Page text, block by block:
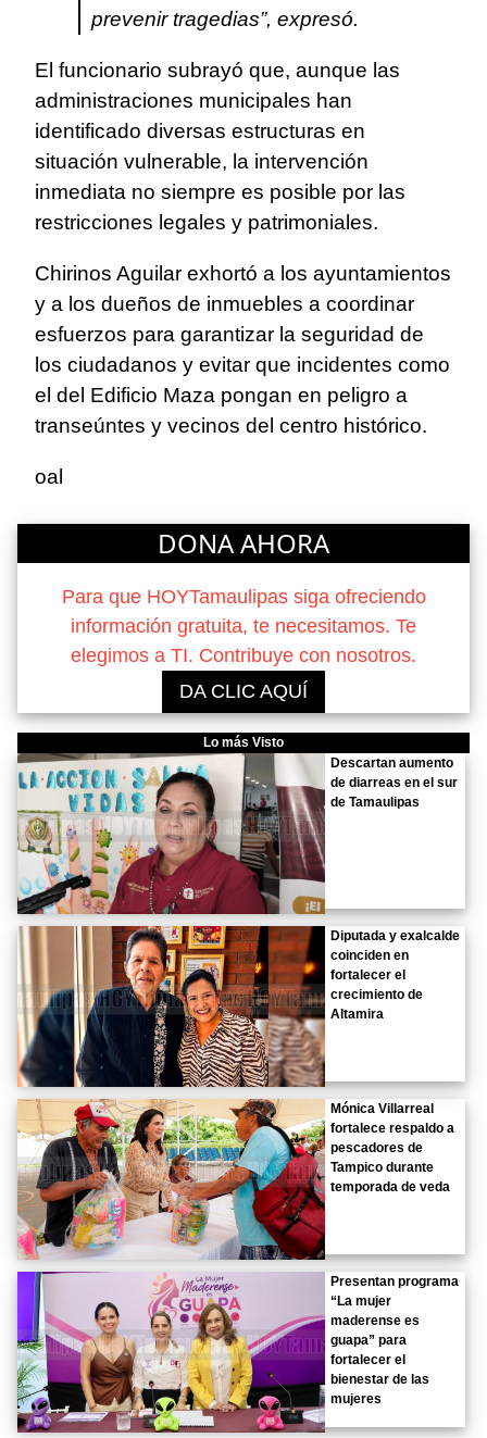
prevenir tragedias”, expresó.
El funcionario subrayó que, aunque las
administraciones municipales han
identificado diversas estructuras en
situación vulnerable, la intervención
inmediata no siempre es posible por las
restricciones legales y patrimoniales.
Chirinos Aguilar exhortó a los ayuntamientos
y a los dueños de inmuebles a coordinar
esfuerzos para garantizar la seguridad de
los ciudadanos y evitar que incidentes como
el del Edificio Maza pongan en peligro a
transeúntes y vecinos del centro histórico.
oal
DONA AHORA
Para que HOYTamaulipas siga ofreciendo
información gratuita, te necesitamos. Te
elegimos a TI. Contribuye con nosotros.
DA CLIC AQUÍ
Lo más Visto
Descartan aumento
de diarreas en el sur
de Tamaulipas
Diputada y exalcalde
coinciden en
fortalecer el
crecimiento de
Altamira
Mónica Villarreal
fortalece respaldo a
pescadores de
Tampico durante
temporada de veda
Presentan programa
“La mujer
maderense es
guapa” para
fortalecer el
bienestar de las
mujeres